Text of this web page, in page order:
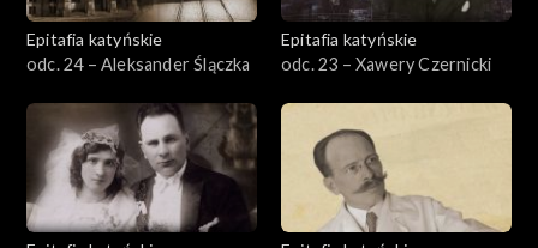
Epitafia katyńskie
odc. 24 – Aleksander Ślączka
Epitafia katyńskie
odc. 23 – Xawery Czernicki